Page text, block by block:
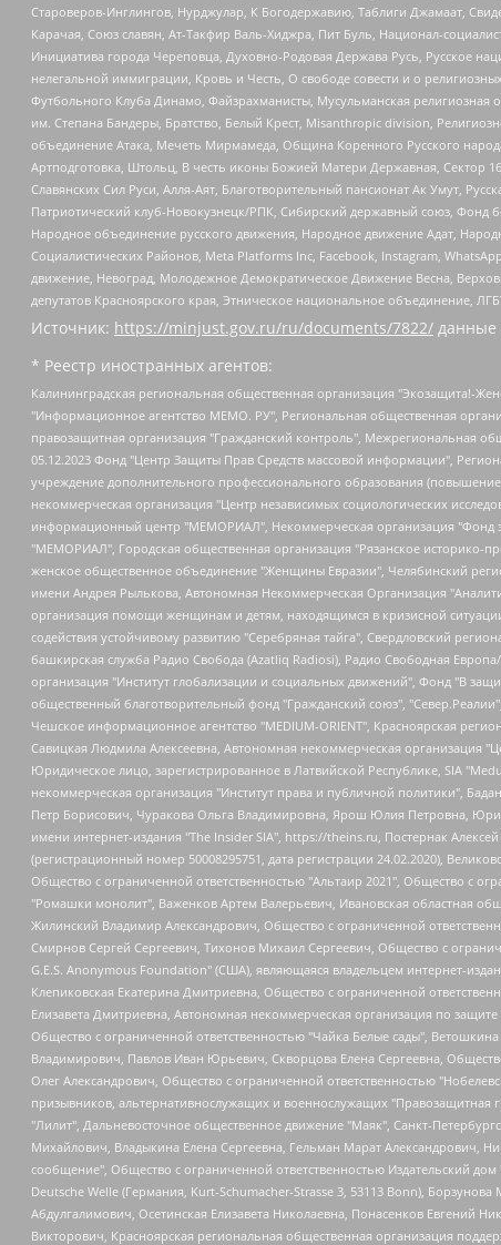
Староверов-Инглингов, Нурджулар, К Богодержавию, Таблиги Джамаат,
Карачая, Союз славян, Ат-Такфир Валь-Хиджра, Пит Буль, Национал-
Инициатива города Череповца, Духовно-Родовая Держава Русь, Русское
нелегальной иммиграции, Кровь и Честь, О свободе совести и о
Футбольного Клуба Динамо, Файзрахманисты, Мусульманская
им. Степана Бандеры, Братство, Белый Крест, Misanthropic division,
объединение Атака, Мечеть Мирмамеда, Община Коренного Русского
Артподготовка, Штольц, В честь иконы Божией Матери Державная, Сектор
Славянских Сил Руси, Алля-Аят, Благотворительный пансионат Ак Умут,
Патриотический клуб-Новокузнецк/РПК, Сибирский державный союз, Фонд
Народное объединение русского движения, Народное движение Адат,
Социалистических Районов, Meta Platforms Inc, Facebook, Instagram,
движение, Невоград, Молодежное Демократическое Движение Весна,
депутатов Красноярского края, Этническое национальное объединение,
Источник: https://minjust.gov.ru/ru/documents/7822/ данные
* Реестр иностранных агентов:
Калининградская региональная общественная организация "Экозащита!-Женсовет", Фонд содействия защите прав и свобод граждан "Общественный вердикт", Фонд "Институт Развития Свободы Информации", Частное учреждение "Информационное агентство МЕМО. РУ", Региональная общественная организация "Общественная комиссия по сохранению наследия академика Сахарова", Фонд поддержки свободы прессы, Санкт-Петербургская общественная правозащитная организация "Гражданский контроль", Межрегиональная общественная организация "Информационно-просветительский центр "Мемориал", Региональный Фонд "Центр Защиты Прав Средств Массовой Информации", с 05.12.2023 Фонд "Центр Защиты Прав Средств массовой информации", Региональная общественная благотворительная организация помощи беженцам и мигрантам "Гражданское содействие", Негосударственное образовательное учреждение дополнительного профессионального образования (повышение квалификации) специалистов "АКАДЕМИЯ ПО ПРАВАМ ЧЕЛОВЕКА", Свердловская региональная общественная организация "Сутяжник", Автономная некоммерческая организация "Центр независимых социологических исследований", Союз общественных объединений "Российский исследовательский центр по правам человека", Региональное общественное учреждение научно-информационный центр "МЕМОРИАЛ", Некоммерческая организация "Фонд защиты гласности", Автономная некоммерческая организация "Институт прав человека", Городская общественная организация "Екатеринбургское общество "МЕМОРИАЛ", Городская общественная организация "Рязанское историко-просветительское и правозащитное общество "Мемориал" (Рязанский Мемориал), Челябинский региональный орган общественной самодеятельности – женское общественное объединение "Женщины Евразии", Челябинский региональный орган общественной самодеятельности "Уральская правозащитная группа", Фонд содействия защите здоровья и социальной справедливости имени Андрея Рылькова, Автономная Некоммерческая Организация "Аналитический Центр Юрия Левады", Автономная некоммерческая организация социальной поддержки населения "Проект Апрель", Региональная общественная организация помощи женщинам и детям, находящимся в кризисной ситуации "Информационно-методический центр "Анна", Фонд содействия развитию массовых коммуникаций и правовому просвещению "Так-так-Так", Фонд содействия устойчивому развитию "Серебряная тайга", Свердловский региональный общественный фонд социальных проектов "Новое время", "Idel.Реалии", Кавказ.Реалии, Крым.Реалии, Телеканал Настоящее Время, Татаро-башкирская служба Радио Свобода (Azatliq Radiosi), Радио Свободная Европа/Радио Свобода (PCE/PC), "Сибирь.Реалии", "Фактограф", Благотворительный фонд помощи осужденным и их семьям, Автономная некоммерческая организация "Институт глобализации и социальных движений", Фонд "В защиту прав заключенных", Частное учреждение "Центр поддержки и содействия развитию средств массовой информации", Пензенский региональный общественный благотворительный фонд "Гражданский союз", "Север.Реалии", Некоммерческая организация Фонд "Правовая инициатива", Общество с ограниченной ответственностью "Радио Свободная Европа/Радио Свобода", Чешское информационное агентство "MEDIUM-ORIENT", Красноярская региональная общественная организация "Мы против СПИДа", Камалягин Денис Николаевич,